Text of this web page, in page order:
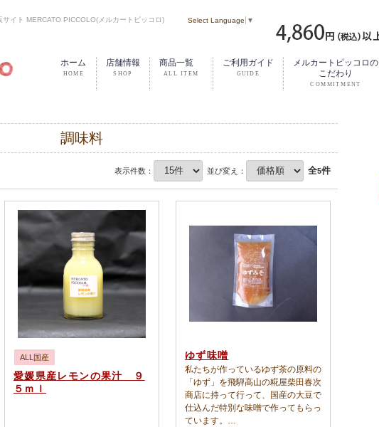
イト MERCATO PICCOLO(メルカートピッコロ) Select Language ▼
ホーム 店舗情報 商品一覧 ご利用ガイド
メルカートピッコロの
こだわり
調味料
表示件数： 並び変え： 全5件
ALL国産
愛媛県産レモンの果汁 ９
５ｍｌ
ゆず味噌
私たちが作っているゆず茶の原料の
「ゆず」を飛騨高山の糀屋柴田春次
商店に持って行って、国産の大豆で
仕込んだ特別な味噌で作ってもらっ
ています。